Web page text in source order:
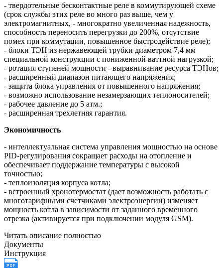
- твердотельные бесконтактные реле в коммутирующей схеме
(срок службы этих реле во много раз выше, чем у
электромагнитных, - многократно увеличенная надежность,
способность переносить перегрузки до 200%, отсутствие
помех при коммутации, повышенное быстродействие реле);
- блоки ТЭН из нержавеющей трубки диаметром 7,4 мм
специальной конструкции с пониженной ваттной нагрузкой;
- ротация ступеней мощности - выравнивание ресурса ТЭНов;
- расширенный диапазон питающего напряжения;
- защита блока управления от повышенного напряжения;
- возможно использование незамерзающих теплоносителей;
- рабочее давление до 5 атм.;
- расширенная трехлетняя гарантия.
Экономичность
- интеллектуальная система управления мощностью на основе
PID-регулирования сокращает расходы на отопление и
обеспечивает поддержание температуры с высокой
точностью;
- теплоизоляция корпуса котла;
- встроенный хронотермостат (дает возможность работать с
многотарифными счетчиками электроэнергии) изменяет
мощность котла в зависимости от заданного временного
отрезка (активируется при подключении модуля GSM).
Читать описание полностью
Документы
Инструкция